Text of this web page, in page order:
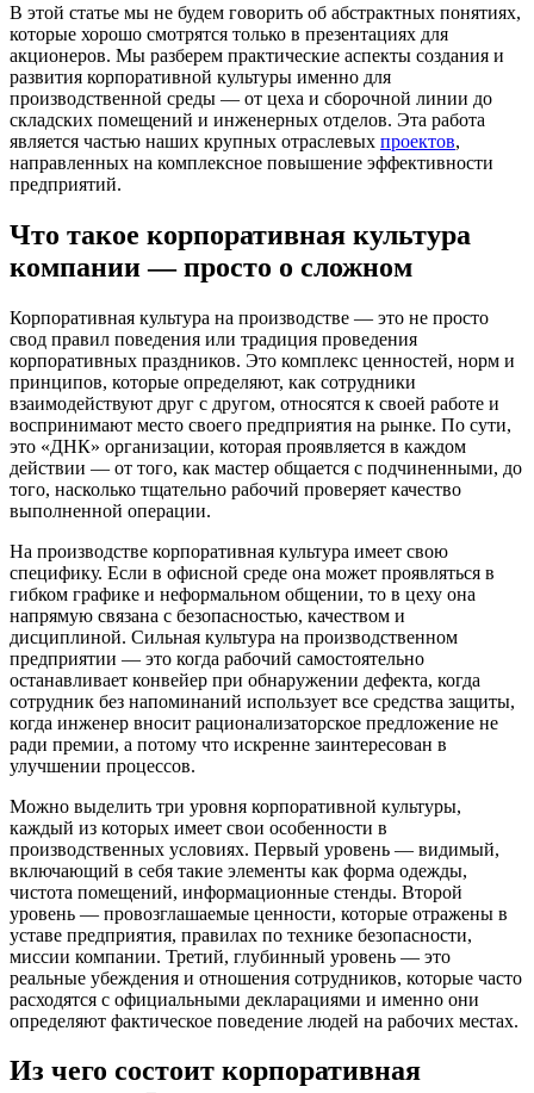
В этой статье мы не будем говорить об абстрактных понятиях,
которые хорошо смотрятся только в презентациях для
акционеров. Мы разберем практические аспекты создания и
развития корпоративной культуры именно для
производственной среды — от цеха и сборочной линии до
складских помещений и инженерных отделов. Эта работа
является частью наших крупных отраслевых проектов,
направленных на комплексное повышение эффективности
предприятий.
Что такое корпоративная культура
компании — просто о сложном
Корпоративная культура на производстве — это не просто
свод правил поведения или традиция проведения
корпоративных праздников. Это комплекс ценностей, норм и
принципов, которые определяют, как сотрудники
взаимодействуют друг с другом, относятся к своей работе и
воспринимают место своего предприятия на рынке. По сути,
это «ДНК» организации, которая проявляется в каждом
действии — от того, как мастер общается с подчиненными, до
того, насколько тщательно рабочий проверяет качество
выполненной операции.
На производстве корпоративная культура имеет свою
специфику. Если в офисной среде она может проявляться в
гибком графике и неформальном общении, то в цеху она
напрямую связана с безопасностью, качеством и
дисциплиной. Сильная культура на производственном
предприятии — это когда рабочий самостоятельно
останавливает конвейер при обнаружении дефекта, когда
сотрудник без напоминаний использует все средства защиты,
когда инженер вносит рационализаторское предложение не
ради премии, а потому что искренне заинтересован в
улучшении процессов.
Можно выделить три уровня корпоративной культуры,
каждый из которых имеет свои особенности в
производственных условиях. Первый уровень — видимый,
включающий в себя такие элементы как форма одежды,
чистота помещений, информационные стенды. Второй
уровень — провозглашаемые ценности, которые отражены в
уставе предприятия, правилах по технике безопасности,
миссии компании. Третий, глубинный уровень — это
реальные убеждения и отношения сотрудников, которые часто
расходятся с официальными декларациями и именно они
определяют фактическое поведение людей на рабочих местах.
Из чего состоит корпоративная